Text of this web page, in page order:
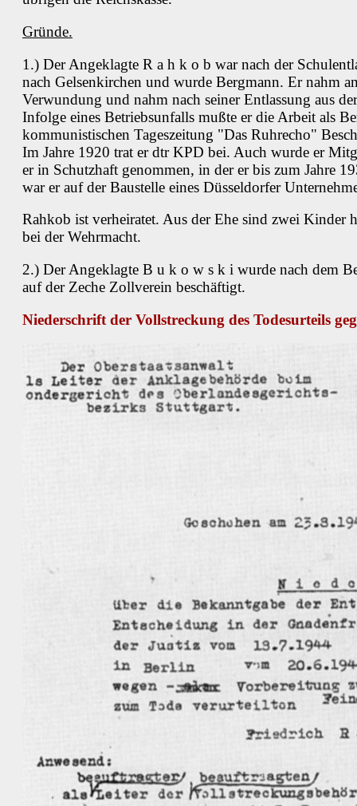
Gründe.
1.) Der Angeklagte R a h k o b war nach der
nach Gelsenkirchen und wurde Bergmann. Er nahm
Verwundung und nahm nach seiner Entlassung aus
Infolge eines Betriebsunfalls mußte er die Arbeit als
kommunistischen Tageszeitung "Das Ruhrecho"
Im Jahre 1920 trat er dtr KPD bei. Auch wurde er
er in Schutzhaft genommen, in der er bis zum Jahre
war er auf der Baustelle eines Düsseldorfer
Rahkob ist verheiratet. Aus der Ehe sind zwei Kinder
bei der Wehrmacht.
2.) Der Angeklagte B u k o w s k i wurde nach dem
auf der Zeche Zollverein beschäftigt.
Niederschrift der Vollstreckung des Todesurteils